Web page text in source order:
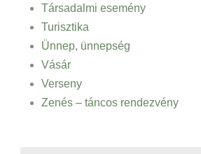
Társadalmi esemény
Turisztika
Ünnep, ünnepség
Vásár
Verseny
Zenés – táncos rendezvény